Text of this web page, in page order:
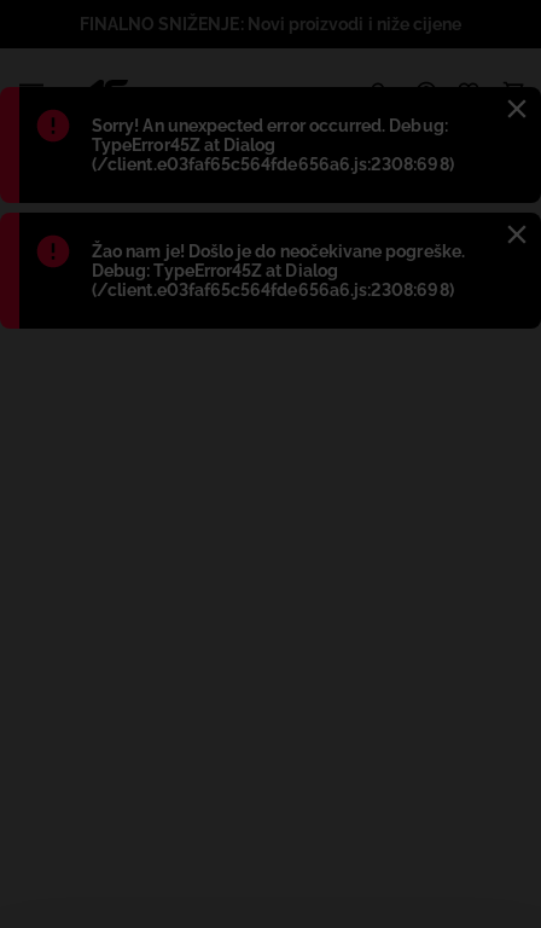
Błąd:
Sorry! An unexpected error occurred. Debug:
TypeError45Z at Dialog
(/client.e03faf65c564fde656a6.js:2308:698)
Błąd:
Žao nam je! Došlo je do neočekivane pogreške.
Debug: TypeError45Z at Dialog
(/client.e03faf65c564fde656a6.js:2308:698)
FINALNO SNIŽENJE: Novi proizvodi i niže cijene